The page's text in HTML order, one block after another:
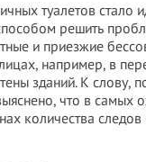
туалетов стало
решить
и приезжие
например, в
зданий. К слову,
что в самых
количества